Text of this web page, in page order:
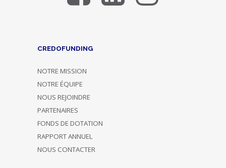
CREDOFUNDING
NOTRE MISSION
NOTRE ÉQUIPE
NOUS REJOINDRE
PARTENAIRES
FONDS DE DOTATION
RAPPORT ANNUEL
NOUS CONTACTER